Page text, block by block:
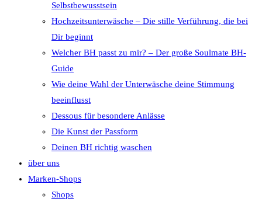
Selbstbewusstsein
Hochzeitsunterwäsche – Die stille Verführung, die bei
Dir beginnt
Welcher BH passt zu mir? – Der große Soulmate BH-
Guide
Wie deine Wahl der Unterwäsche deine Stimmung
beeinflusst
Dessous für besondere Anlässe
Die Kunst der Passform
Deinen BH richtig waschen
über uns
Marken-Shops
Shops